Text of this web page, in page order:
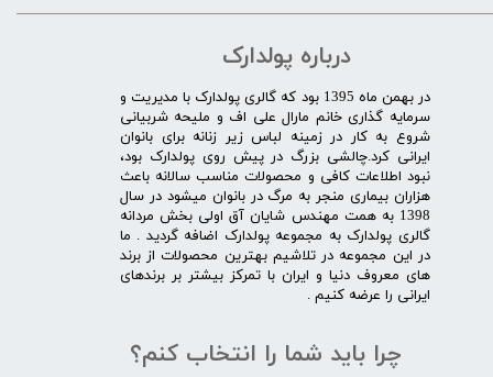
درباره پولدارک
در بهمن ماه 1395 بود که گالری پولدارک با مدیریت و
سرمایه گذاری خانم مارال علی اف و ملیحه شربیانی
شروع به کار در زمینه لباس زیر زنانه برای بانوان
ایرانی کرد.چالشی بزرگ در پیش روی پولدارک بود،
نبود اطلاعات کافی و محصولات مناسب سالانه باعث
هزاران بیماری منجر به مرگ در بانوان میشود در سال
1398 به همت مهندس شایان آق اولی بخش مردانه
گالری پولدارک به مجموعه پولدارک اضافه گردید . ما
در این مجموعه در تلاشیم بهترین محصولات از برند
های معروف دنیا و ایران با تمرکز بیشتر بر برندهای
ایرانی را عرضه کنیم .​​​​​​​
چرا باید شما را انتخاب کنم؟